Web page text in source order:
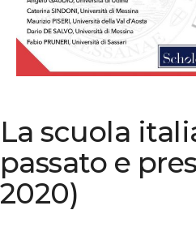
La scuola
passato e
2020)